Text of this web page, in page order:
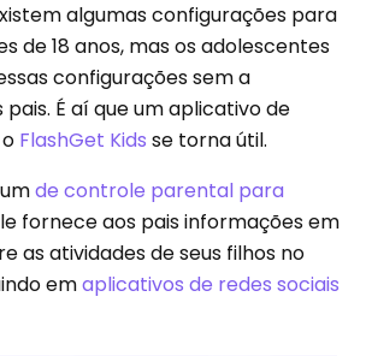
algumas configurações para
de 18 anos, mas os adolescentes
configurações sem a
É aí que um aplicativo de
FlashGet Kids se torna útil.
de controle parental para
fornece aos pais informações em
as atividades de seus filhos no
emaplicativos de redes sociais